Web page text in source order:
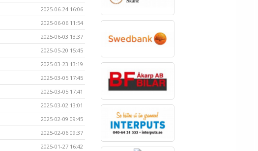
2025-06-24 16:06
2025-06-06 11:54
2025-06-03 13:37
2025-05-20 15:45
2025-03-23 13:19
2025-03-05 17:45
2025-03-05 17:41
2025-03-02 13:01
2025-02-09 09:45
2025-02-06 09:37
2025-01-27 16:42